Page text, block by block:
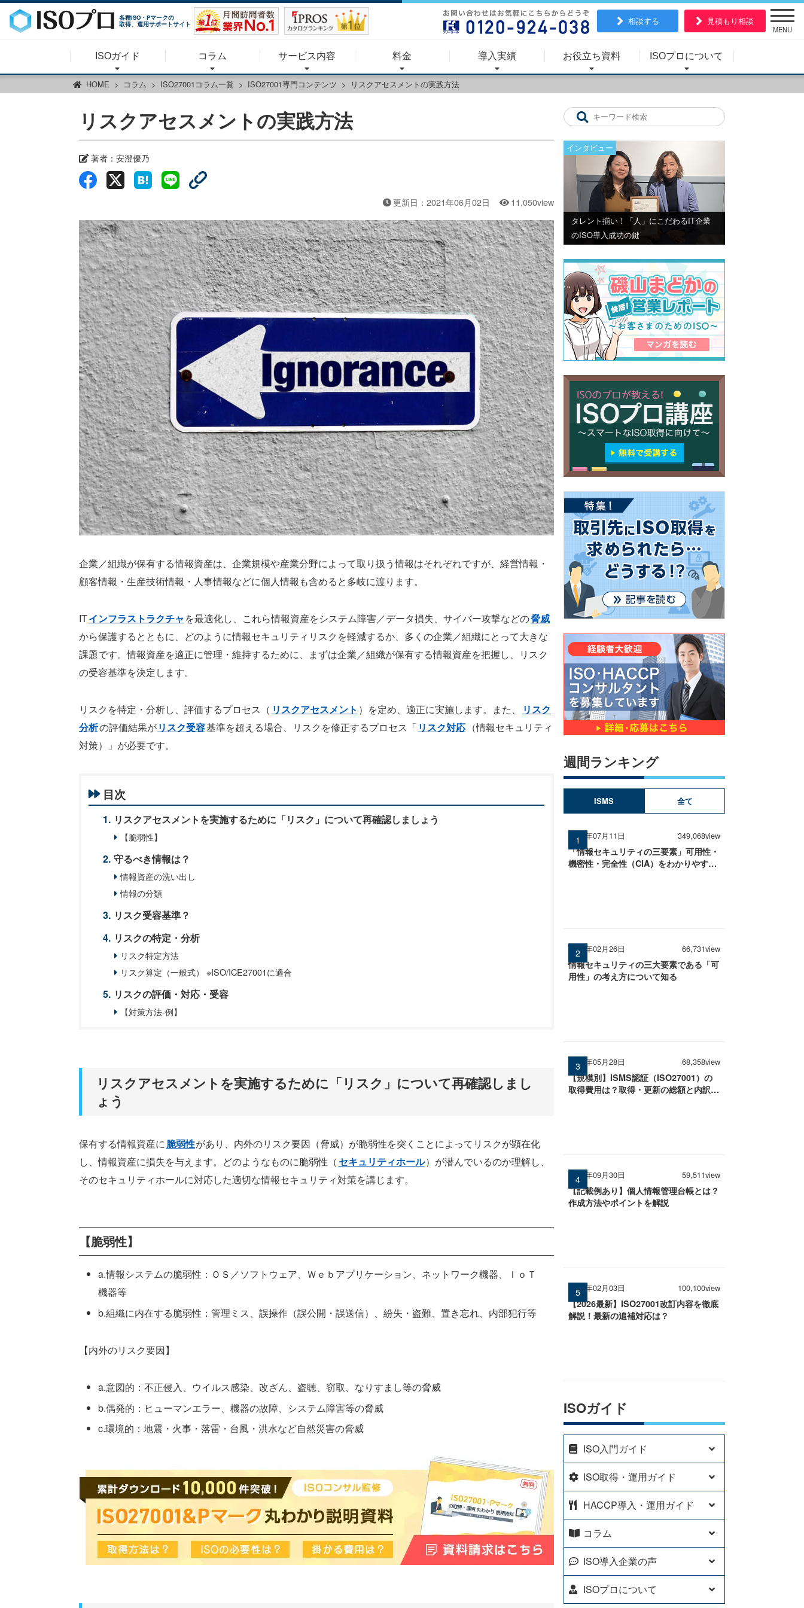
各種ISO・Pマークの
取得、運用サポートサイト 相談する 見積もり相談
MENU
ISOガイド コラム サービス内容 料金 導入実績 お役立ち資料 ISOプロについて
HOME コラム ISO27001コラム一覧 ISO27001専門コンテンツ リスクアセスメントの実践方法
リスクアセスメントの実践方法
著者： 安澄優乃
更新日：2021年06月02日 11,050view
企業／組織が保有する情報資産は、企業規模や産業分野によって取り扱う情報はそれぞれですが、経営情報・
顧客情報・生産技術情報・人事情報などに個人情報も含めると多岐に渡ります。
ITインフラストラクチャ を最適化し、これら情報資産をシステム障害／データ損失、サイバー攻撃などの脅威
から保護するとともに、どのように情報セキュリティリスクを軽減するか、多くの企業／組織にとって大きな
課題です。情報資産を適正に管理・維持するために、まずは企業／組織が保有する情報資産を把握し、リスク
の受容基準を決定します。
リスクを特定・分析し、評価するプロセス（ リスクアセスメント ）を定め、適正に実施します。また、
リスク
分析の評価結果がリスク受容基準を超える場合、リスクを修正するプロセス「 リスク対応 （情報セキュリティ
対策）」が必要です。
目次
リスクアセスメントを実施するために「リスク」について再確認しましょう
【脆弱性】
守るべき情報は？
情報資産の洗い出し
情報の分類
リスク受容基準？
リスクの特定・分析
リスク特定方法
リスク算定（一般式） ※ISO/ICE27001に適合
リスクの評価・対応・受容
【対策方法-例】
リスクアセスメントを実施するために「リスク」について再確認しまし
ょう
保有する情報資産に脆弱性があり、内外のリスク要因（脅威）が脆弱性を突くことによってリスクが顕在化
し、情報資産に損失を与えます。どのようなものに脆弱性（ セキュリティホール）が潜んでいるのか理解し、
そのセキュリティホールに対応した適切な情報セキュリティ対策を講じます。
【脆弱性】
a.情報システムの脆弱性：ＯＳ／ソフトウェア、Ｗｅｂアプリケーション、ネットワーク機器、ＩｏＴ
機器等
b.組織に内在する脆弱性：管理ミス、誤操作（誤公開・誤送信）、紛失・盗難、置き忘れ、内部犯行等
【内外のリスク要因】
a.意図的：不正侵入、ウイルス感染、改ざん、盗聴、窃取、なりすまし等の脅威
b.偶発的：ヒューマンエラー、機器の故障、システム障害等の脅威
c.環境的：地震・火事・落雷・台風・洪水など自然災害の脅威
インタビュー
タレント揃い！「人」にこだわるIT企業
のISO導入成功の鍵
週間ランキング
ISMS 全て
2025年07月11日 349,068view
「情報セキュリティの三要素」可用性・
機密性・完全性（CIA）をわかりやすく
2026年02月26日 66,731view
情報セキュリティの三大要素である「可
用性」の考え方について知る
2026年05月28日 68,358view
【規模別】ISMS認証（ISO27001）の
取得費用は？取得・更新の総額と内訳を
2025年09月30日 59,511view
【記載例あり】個人情報管理台帳とは？
作成方法やポイントを解説
2026年02月03日 100,100view
【2026最新】ISO27001改訂内容を徹底
解説！最新の追補対応は？
ISOガイド
ISO入門ガイド
ISO取得・運用ガイド
HACCP導入・運用ガイド
コラム
ISO導入企業の声
ISOプロについて